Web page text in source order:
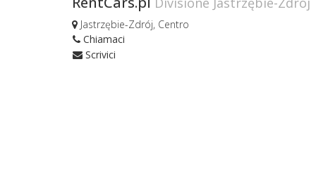
Jastrzębie-Zdrój, Centro
Chiamaci
Scrivici